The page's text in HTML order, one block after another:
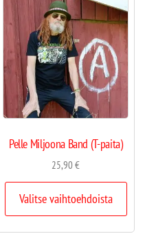
Pelle Miljoona Band (T-paita)
25,90€
Valitse vaihtoehdoista